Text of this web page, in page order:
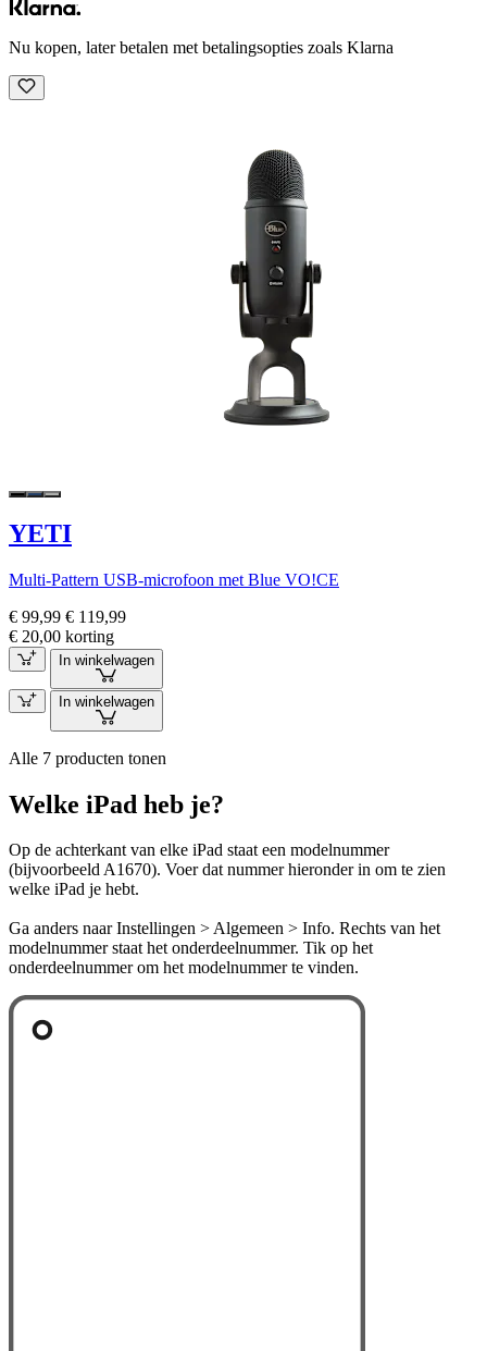
Nu kopen, later betalen met betalingsopties zoals Klarna
YETI
Multi-Pattern USB-microfoon met Blue VO!CE
€ 99,99 € 119,99
€ 20,00 korting
In winkelwagen
In winkelwagen
Alle 7 producten tonen
Welke iPad heb je?
Op de achterkant van elke iPad staat een modelnummer
(bijvoorbeeld A1670). Voer dat nummer hieronder in om te zien
welke iPad je hebt.
Ga anders naar Instellingen > Algemeen > Info. Rechts van het
modelnummer staat het onderdeelnummer. Tik op het
onderdeelnummer om het modelnummer te vinden.